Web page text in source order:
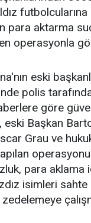
para aktarma
operasyonla
eski
polis
göre
Başkan
Grau ve
para aklama
isimleri